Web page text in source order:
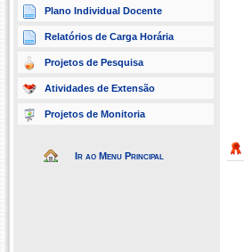
Plano Individual Docente
Relatórios de Carga Horária
Projetos de Pesquisa
Atividades de Extensão
Projetos de Monitoria
Ir ao Menu Principal